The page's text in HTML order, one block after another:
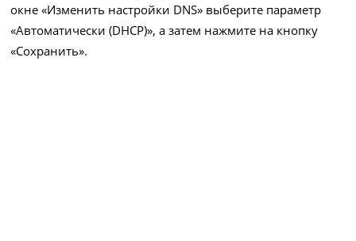
окне «Изменить настройки DNS» выберите параметр
«Автоматически (DHCP)», а затем нажмите на кнопку
«Сохранить».